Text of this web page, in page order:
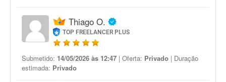
Thiago O.
TOP FREELANCER PLUS
Submetido: 14/05/2026 às 12:47 | Oferta: Privado | Duração
estimada: Privado